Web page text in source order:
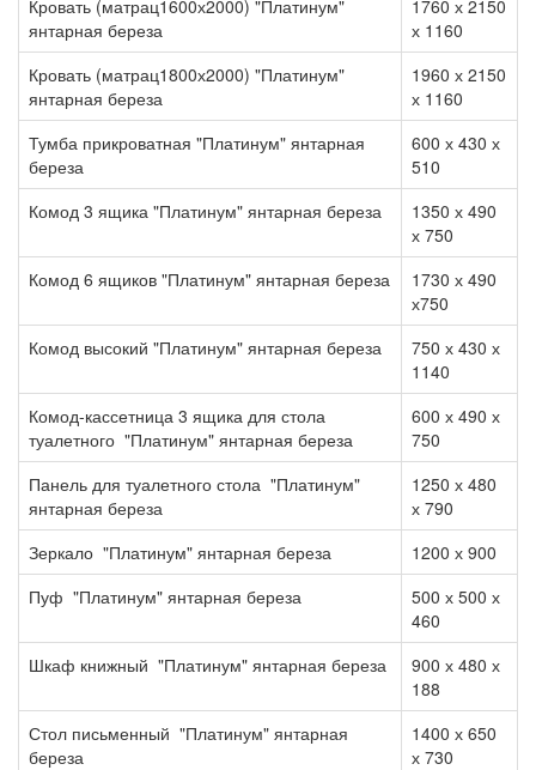
Кровать (матрац1600х2000) "Платинум"
янтарная береза
1760 х 2150
х 1160
Кровать (матрац1800х2000) "Платинум"
янтарная береза
1960 х 2150
х 1160
Тумба прикроватная "Платинум" янтарная
береза
600 х 430 х
510
Комод 3 ящика "Платинум" янтарная береза
1350 х 490
х 750
Комод 6 ящиков "Платинум" янтарная береза
1730 х 490
х750
Комод высокий "Платинум" янтарная береза
750 х 430 х
1140
Комод-кассетница 3 ящика для стола
туалетного "Платинум" янтарная береза
600 х 490 х
750
Панель для туалетного стола "Платинум"
янтарная береза
1250 х 480
х 790
Зеркало "Платинум" янтарная береза
1200 х 900
Пуф "Платинум" янтарная береза
500 х 500 х
460
Шкаф книжный "Платинум" янтарная береза
900 х 480 х
188
Стол письменный "Платинум" янтарная
береза
1400 х 650
х 730